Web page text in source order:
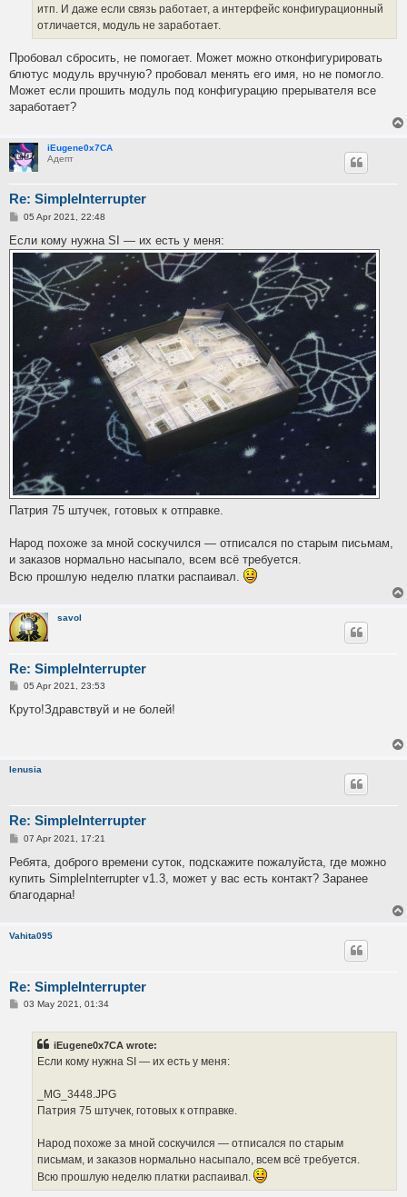
итп. И даже если связь работает, а интерфейс конфигурационный
отличается, модуль не заработает.
Пробовал сбросить, не помогает. Может можно отконфигурировать
блютус модуль вручную? пробовал менять его имя, но не помогло.
Может если прошить модуль под конфигурацию прерывателя все
заработает?
iEugene0x7CA
Адепт
Re: SimpleInterrupter
P
s
t
05 Apr 2021, 22:48
Если кому нужна SI — их есть у меня:
Патрия 75 штучек, готовых к отправке.
Народ похоже за мной соскучился — отписался по старым письмам,
и заказов нормально насыпало, всем всё требуется.
Всю прошлую неделю платки распаивал.
savol
Re: SimpleInterrupter
P
s
05 Apr 2021, 23:53
Круто!Здравствуй и не болей!
lenusia
Re: SimpleInterrupter
P
s
07 Apr 2021, 17:21
Ребята, доброго времени суток, подскажите пожалуйста, где можно
купить SimpleInterrupter v1.3, может у вас есть контакт? Заранее
благодарна!
Vahita095
Re: SimpleInterrupter
P03 May 2021, 01:34
iEugene0x7CA wrote:
Если кому нужна SI — их есть у меня:
_MG_3448.JPG
Патрия 75 штучек, готовых к отправке.
Народ похоже за мной соскучился — отписался по старым
письмам, и заказов нормально насыпало, всем всё требуется.
Всю прошлую неделю платки распаивал.